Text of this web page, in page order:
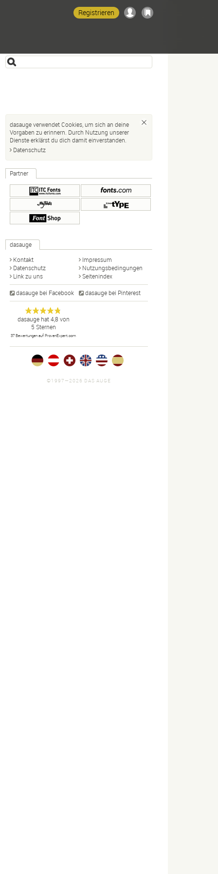
Registrieren
dasauge verwendet Cookies, um sich an deine
Vorgaben zu erinnern. Durch Nutzung unserer
Dienste erklärst du dich damit einverstanden.
Datenschutz
Partner
dasauge
Kontakt
Impressum
Datenschutz
Nutzungsbedingungen
Link zu uns
Seitenindex
dasauge bei Facebook dasauge bei Pinterest
dasauge
Designer,
Fotografen,
Agenturen,
Portfolios
und Jobs.
Anonym
dasaugehat4,8 von
5 Sternen
37 Bewertungen auf ProvenExpert.com
©1997—2026 DAS AUGE